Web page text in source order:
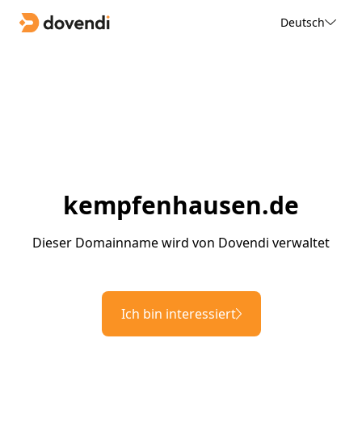
Deutsch
kempfenhausen.de
Dieser Domainname wird von Dovendi verwaltet
Ich bin interessiert